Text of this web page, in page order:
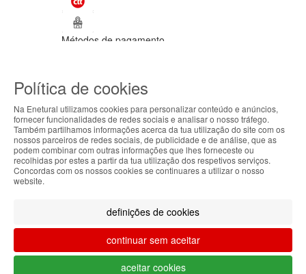
Métodos de pagamento
Todos os direitos reservados / Salvo
apresentadas são válidas até ao dia 08-
08-2026.
Designed & developed byBsolus
Filtrar por
ABOUT THE COOKIES
Enetural handles information about your visit using
cookies that improve the performance of the
website, facilitate sharing via social networks and
continuing to browse our site, you accept the use of
these cookies. For more information, see our
Privacy and Cookie Policy. You can configure your
preferences in Cookie settings.
O teu carrinho está vazio.
Política de cookies
Na Enetural utilizamos cookies para personalizar conteúdo e anúncios,
fornecer funcionalidades de redes sociais e analisar o nosso tráfego.
Também partilhamos informações acerca da tua utilização do site com os
nossos parceiros de redes sociais, de publicidade e de análise, que as
podem combinar com outras informações que lhes forneceste ou
recolhidas por estes a partir da tua utilização dos respetivos serviços.
Concordas com os nossos cookies se continuares a utilizar o nosso
website.
definições de cookies
continuar sem aceitar
aceitar cookies